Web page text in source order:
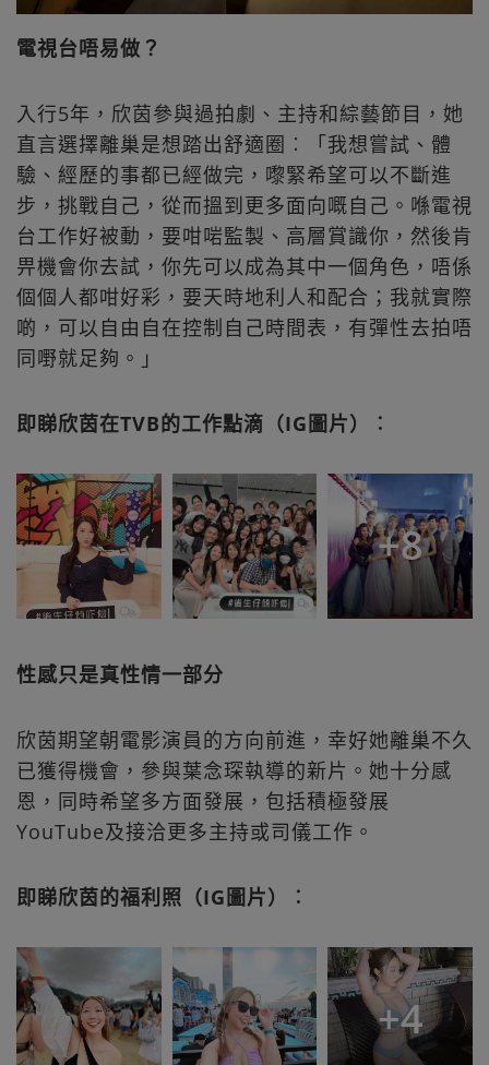
電視台唔易做？
入行5年，欣茵參與過拍劇、主持和綜藝節目，她
直言選擇離巢是想踏出舒適圈︰「我想嘗試、體
驗、經歷的事都已經做完，嚟緊希望可以不斷進
步，挑戰自己，從而搵到更多面向嘅自己。喺電視
台工作好被動，要咁啱監製、高層賞識你，然後肯
畀機會你去試，你先可以成為其中一個角色，唔係
個個人都咁好彩，要天時地利人和配合；我就實際
啲，可以自由自在控制自己時間表，有彈性去拍唔
同嘢就足夠。」
即睇欣茵在TVB的工作點滴（IG圖片）︰
+8
性感只是真性情一部分
欣茵期望朝電影演員的方向前進，幸好她離巢不久
已獲得機會，參與葉念琛執導的新片。她十分感
恩，同時希望多方面發展，包括積極發展
YouTube及接洽更多主持或司儀工作。
即睇欣茵的福利照（IG圖片）︰
+4